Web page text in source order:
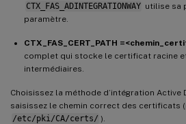
CTX_FAS_ADINTEGRATIONWAY utilise sa
paramètre.
CTX_FAS_CERT_PATH
complet qui stocke le certificat racine
intermédiaires.
Choisissez la méthode d’intégration
saisissez le chemin correct des certificats
/etc/pki/CA/certs/ ).